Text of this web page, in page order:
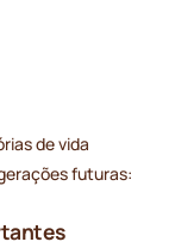
de vida
futuras: